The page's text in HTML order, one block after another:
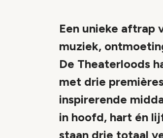
Een unieke aftrap
muziek,
De Theaterloods
met drie
inspirerende
in hoofd, hart én
staan drie totaal